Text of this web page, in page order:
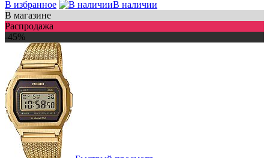
В избранное
В наличии
В магазине
Распродажа
-45%